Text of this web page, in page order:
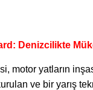
Denizcilikte
motor yatların
ve bir yarış